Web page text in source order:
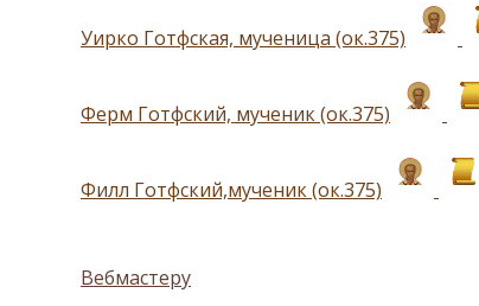
Уирко Готфская, мученица (ок.375)
Ферм Готфский, мученик (ок.375)
Филл Готфский,мученик (ок.375)
Вебмастеру